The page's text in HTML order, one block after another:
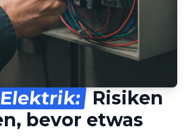
Risiken
bevor etwas